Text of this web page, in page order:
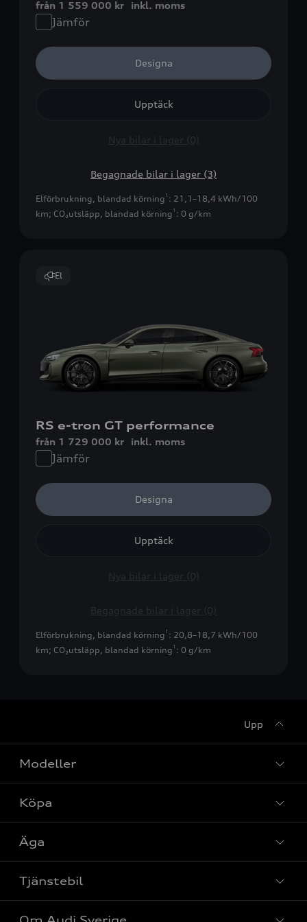
från 1 559 000 kr inkl. moms
Jämför
Designa
Upptäck
Nya bilar i lager (0)
Begagnade bilar i lager (3)
Elförbrukning, blandad körning 1 : 21,1–18,4 kWh/100
km; CO₂utsläpp, blandad körning 1 : 0 g/km
El
RS e-tron GT performance
från 1 729 000 kr inkl. moms
Jämför
Designa
Upptäck
Nya bilar i lager (0)
Begagnade bilar i lager (0)
Elförbrukning, blandad körning 1 : 20,8–18,7 kWh/100
km; CO₂utsläpp, blandad körning 1 : 0 g/km
Upp
Modeller
Alla modeller
Elbilar
Laddhybrider
A6 modellerna
SUV
Köpa
Privaterbjudanden
Privatleasing
Nya bilar i lager
Äga
Service & tillbehör
Audi digital services
Tjänstebil